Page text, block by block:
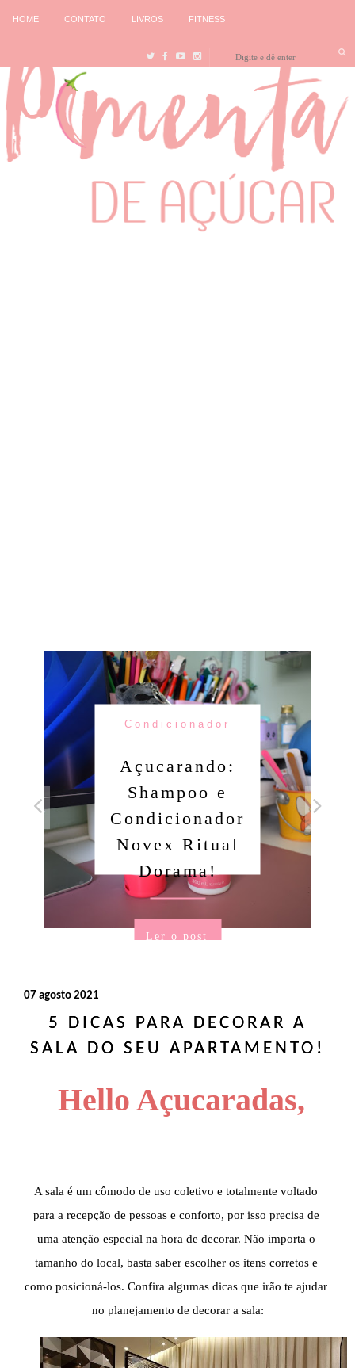
HOME CONTATO LIVROS FITNESS
Candy Colors
Look Of The
Day: Um
conjunto
amarelinho!
07 agosto 2021
5 DICAS PARA DECORAR A
SALA DO SEU APARTAMENTO!
Hello Açucaradas,
A sala é um cômodo de uso coletivo e totalmente voltado
para a recepção de pessoas e conforto, por isso precisa de
uma atenção especial na hora de decorar. Não importa o
tamanho do local, basta saber escolher os itens corretos e
como posicioná-los. Confira algumas dicas que irão te ajudar
no planejamento de decorar a sala: